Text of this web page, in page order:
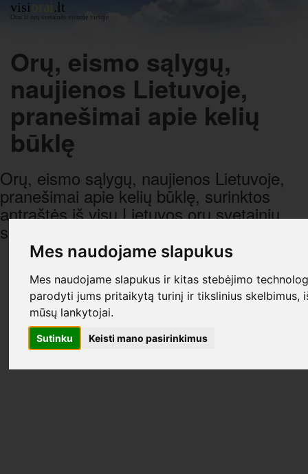
Mes naudojame slapukus
Mes naudojame slapukus ir kitas stebėjimo
parodyti jums pritaikytą turinį ir tikslinius skelbimus,
mūsų lankytojai.
Sutinku Keisti mano pasirinkimus
visiorai.lt
Orai ir orų svetainės vienoje vietoje
Orų, eismo sąlygų,
naujienos Lietuvoje,
pranešimai apie kelių
būklę
Orų, eismo sąlygų, naujienos Lietuvoje,
pranešimai apie kelių būklę, surinktos
antraštės iš visų Lietuvos orų svetainių,
sugrupuotos pagal datą ir laiką.
R E K L A M A